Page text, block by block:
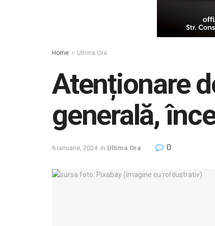
Home Ultima Ora
Atenționare
generală,
6 ianuarie, 2024 in Ultima Ora 0